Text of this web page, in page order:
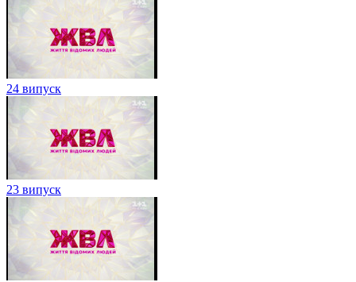
24 випуск
23 випуск